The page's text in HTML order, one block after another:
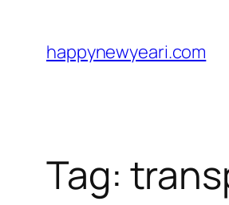
content
happynewyeari.com
Tag: